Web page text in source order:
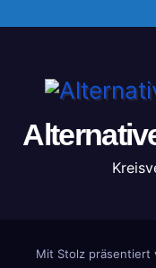
Mit Stolz präsentiert